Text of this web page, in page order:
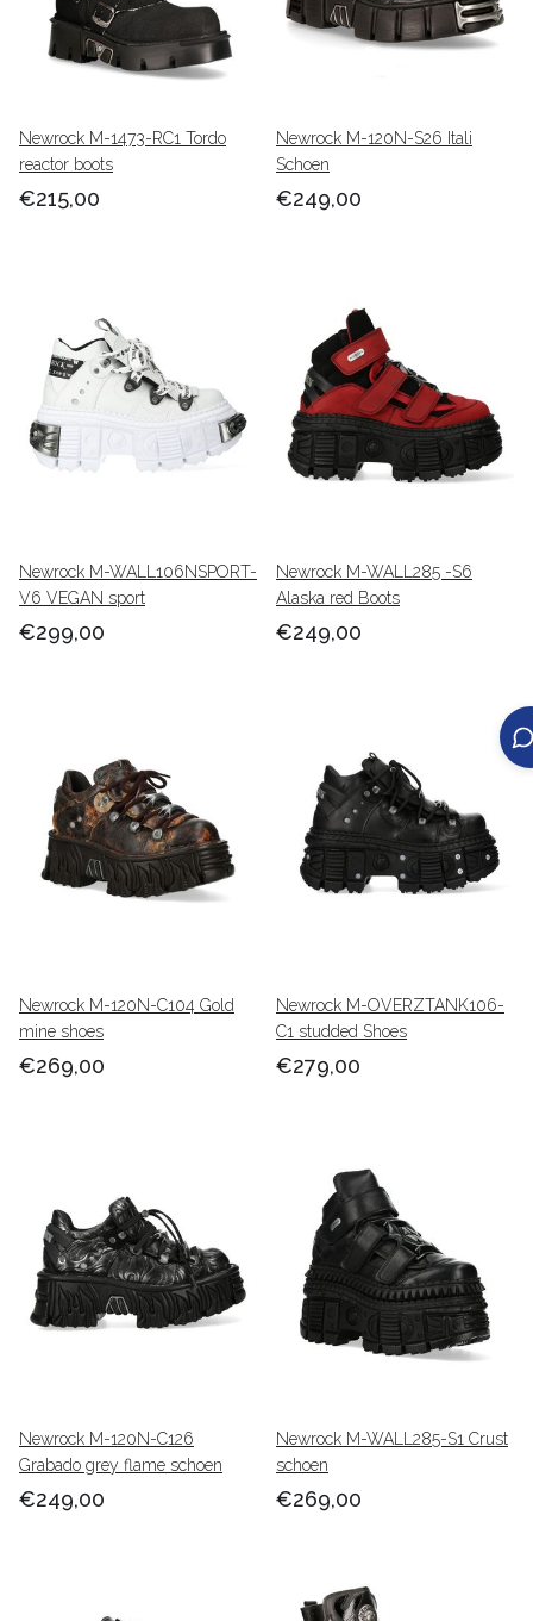
Newrock M-1473-RC1 Tordo
reactor boots
€215,00
Newrock M-120N-S26 Itali
Schoen
€249,00
Newrock M-WALL106NSPORT-
V6 VEGAN sport
€299,00
Newrock M-WALL285 -S6
Alaska red Boots
€249,00
Newrock M-120N-C104 Gold
mine shoes
€269,00
Newrock M-OVERZTANK106-
C1 studded Shoes
€279,00
Newrock M-120N-C126
Grabado grey flame schoen
€249,00
Newrock M-WALL285-S1 Crust
schoen
€269,00